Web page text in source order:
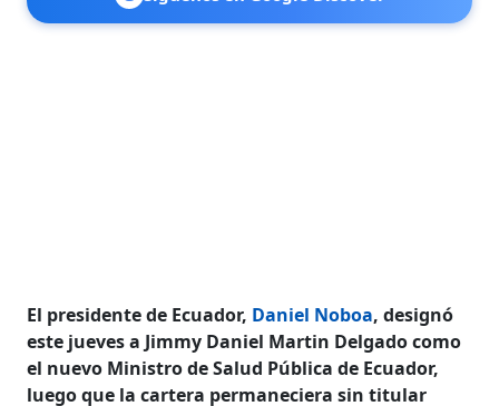
El presidente de Ecuador, Daniel Noboa, designó
este jueves a Jimmy Daniel Martin Delgado como
el nuevo Ministro de Salud Pública de Ecuador,
luego que la cartera permaneciera sin titular